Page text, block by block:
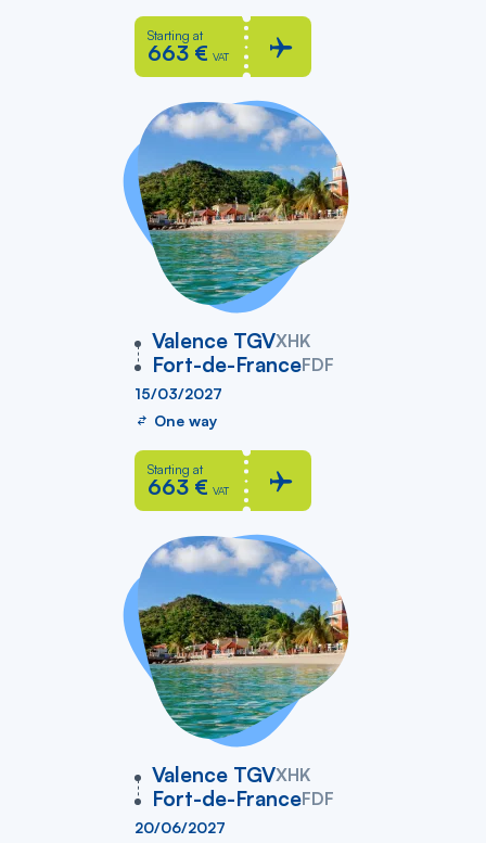
Starting at
663 € VAT
Valence TGVXHK
vers
Fort-de-FranceFDF
15/03/2027
One way
Starting at
663 € VAT
Valence TGVXHK
vers
Fort-de-FranceFDF
20/06/2027